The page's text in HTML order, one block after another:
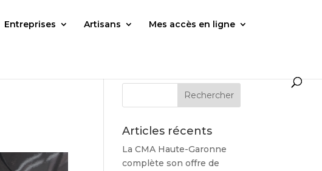
Entreprises Artisans Mes accès en ligne
Articles récents
La CMA Haute-Garonne
complète son offre de